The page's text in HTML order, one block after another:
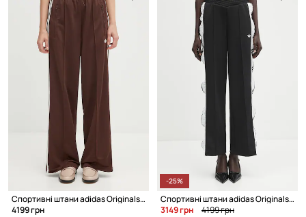
Спортивні штани adidas Originals Firebird Tp
4199 грн
-25%
Спортивні штани adidas Originals Track Pant
3149 грн
4199 грн